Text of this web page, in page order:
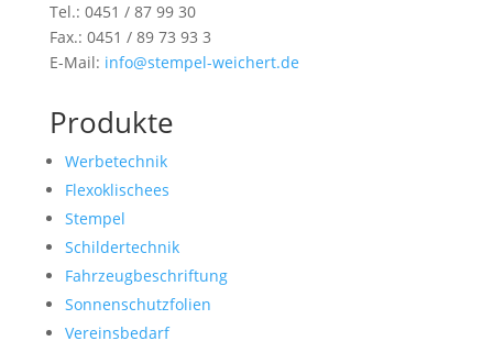
Tel.: 0451 / 87 99 30
Fax.: 0451 / 89 73 93 3
E-Mail: info@stempel-weichert.de
Produkte
Werbetechnik
Flexoklischees
Stempel
Schildertechnik
Fahrzeugbeschriftung
Sonnenschutzfolien
Vereinsbedarf